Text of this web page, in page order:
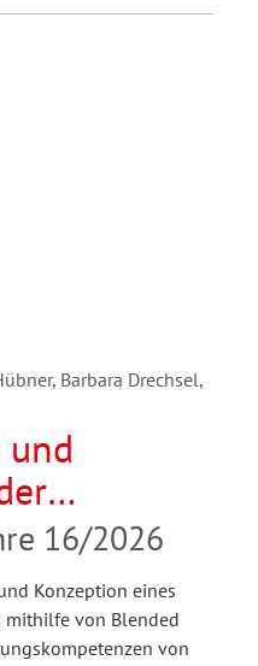
Barbara Drechsel,
Ein
für
16/2026
Konzeption eines
mithilfe von Blended
von